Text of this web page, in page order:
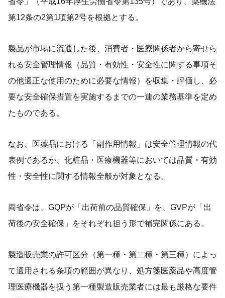
第12条の2第1項第2号を根拠とする。
製品が市場に流通した後、消費者・医療関係者から寄せら
れる安全管理情報（品質・有効性・安全性に関する事項そ
の他適正な使用のために必要な情報）を収集・評価し、必
要な安全確保措置を実施するまでの一連の業務基準を定め
たものである。
なお、医薬品における「副作用情報」は安全管理情報の代
表例であるが、化粧品・医療機器等においては品質・有効
性・安全性に関する情報全般が対象となる。
両省令は、GQPが「出荷前の品質確保」を、GVPが「出
荷後の安全確保」をそれぞれ担う形で補完関係にある。
製造販売業の許可区分（第一種・第二種・第三種）によっ
て適用される条項の範囲が異なり、処方箋医薬品や高度管
理医療機器を扱う第一種製造販売業者には最も厳格な要件